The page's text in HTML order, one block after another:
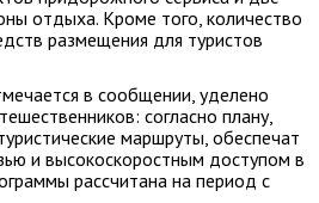
отдыха. Кроме того, количество
размещения для туристов
в сообщении, уделено
согласно плану,
маршруты, обеспечат
и высокоскоростным доступом в
рассчитана на период с